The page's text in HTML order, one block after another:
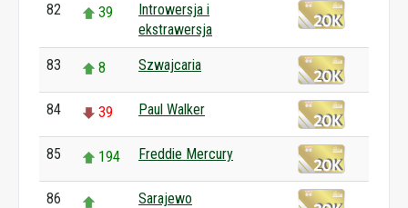
82 39
Introwersja i
ekstrawersja
83 8 Szwajcaria
84 39 Paul Walker
85 194 Freddie Mercury
86
Sarajewo